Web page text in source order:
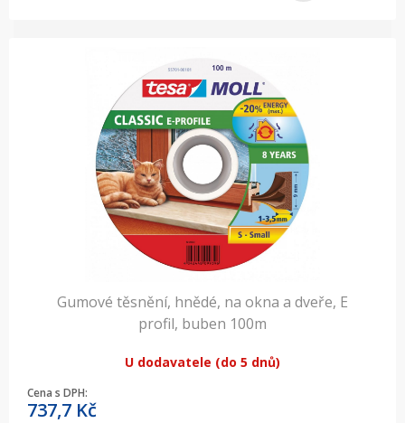
Gumové těsnění, hnědé, na okna a dveře, E
profil, buben 100m
U dodavatele (do 5 dnů)
Cena s DPH:
737,7 Kč